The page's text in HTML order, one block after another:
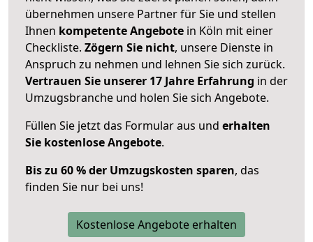
übernehmen unsere Partner für Sie und stellen
Ihnen kompetente Angebote in Köln mit einer
Checkliste. Zögern Sie nicht, unsere Dienste in
Anspruch zu nehmen und lehnen Sie sich zurück.
Vertrauen Sie unserer 17 Jahre Erfahrung in der
Umzugsbranche und holen Sie sich Angebote.
Füllen Sie jetzt das Formular aus und erhalten
Sie kostenlose Angebote.
Bis zu 60 % der Umzugskosten sparen, das
finden Sie nur bei uns!
Kostenlose Angebote erhalten